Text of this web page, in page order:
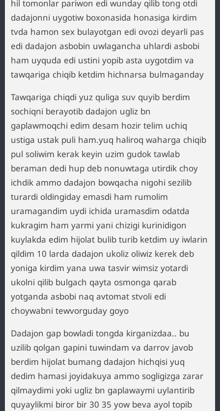
hil tomonlar pariwon edi wunday qilib tong otdi
dadajonni uygotiw boxonasida honasiga kirdim
tvda hamon sex bulayotgan edi ovozi deyarli pas
edi dadajon asbobin uwlagancha uhlardi asbobi
ham uyquda edi ustini yopib asta uygotdim va
tawqariga chiqib ketdim hichnarsa bulmaganday
Tawqariga chiqdi yuz quliga suv quyib berdim
sochiqni berayotib dadajon ugliz bn
gaplawmoqchi edim desam hozir telim uchiq
ustiga ustak puli ham.yuq haliroq waharga chiqib
pul soliwim kerak keyin uzim gudok tawlab
beraman dedi hup deb nonuwtaga utirdik choy
ichdik ammo dadajon bowqacha nigohi sezilib
turardi oldingiday emasdi ham rumolim
uramagandim uydi ichida uramasdim odatda
kukragim ham yarmi yani chizigi kurinidigon
kuylakda edim hijolat bulib turib ketdim uy iwlarin
qildim 10 larda dadajon ukoliz oliwiz kerek deb
yoniga kirdim yana uwa tasvir wimsiz yotardi
ukolni qilib bulgach qayta osmonga qarab
yotganda asbobi naq avtomat stvoli edi
choywabni tewvorguday goyo
Dadajon gap bowladi tongda kirganizdaa.. bu
uzilib qolgan gapini tuwindam va darrov javob
berdim hijolat bumang dadajon hichqisi yuq
dedim hamasi joyidakuya ammo sogligizga zarar
qilmaydimi yoki ugliz bn gaplawaymi uylantirib
quyaylikmi biror bir 30 35 yow beva ayol topib